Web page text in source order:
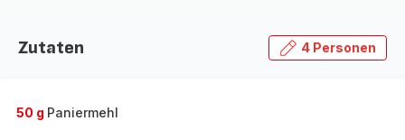
Zutaten 4 Personen
50 g Paniermehl